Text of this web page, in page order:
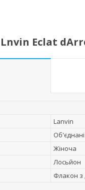
Eclat
Lanvin
Жіноча
Лосьйон
Флакон з